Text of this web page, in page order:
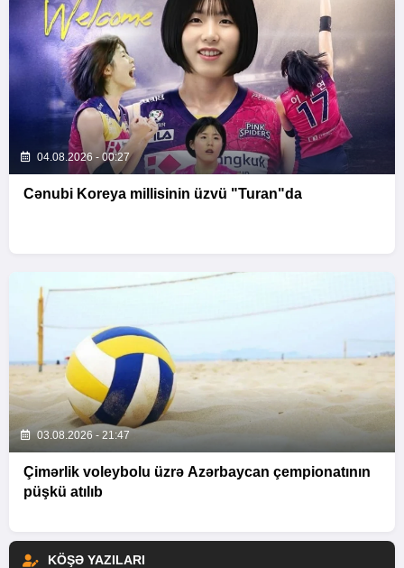
04.08.2026 - 00:27
Cənubi Koreya millisinin üzvü "Turan"da
03.08.2026 - 21:47
Çimərlik voleybolu üzrə Azərbaycan çempionatının
püşkü atılıb
KÖŞƏ YAZILARI